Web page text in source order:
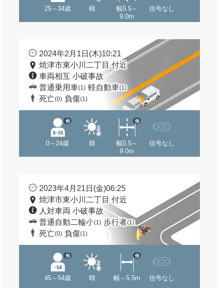
25～34歳 晴
幅5.5～
9.0m
信号なし
2024年2月1日(木)10:21
焼津市東小川二丁目 付近
車両相互 小破事故
普通乗用車(1) 軽自動車(1)
死亡(0) 負傷(1)
0～24歳
他
晴
幅5.5～
9.0m
他
信号なし
2023年4月21日(金)06:25
焼津市東小川二丁目 付近
人対車両 小破事故
普通自動二輪小(1) 歩行者(1)
死亡(0) 負傷(1)
45～54歳
他
晴 幅～5.5m
他
信号なし